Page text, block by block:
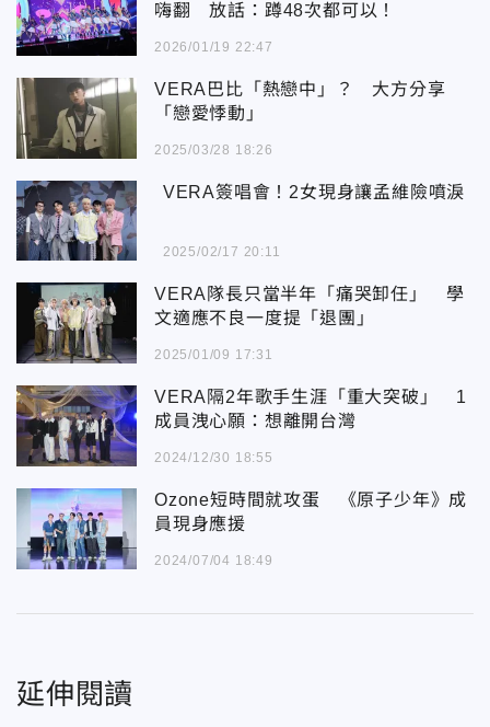
嗨翻 放話：蹲48次都可以！
2026/01/19 22:47
VERA巴比「熱戀中」？ 大方分享
「戀愛悸動」
2025/03/28 18:26
VERA簽唱會！2女現身讓孟維險噴淚
2025/02/17 20:11
VERA隊長只當半年「痛哭卸任」 學
文適應不良一度提「退團」
2025/01/09 17:31
VERA隔2年歌手生涯「重大突破」 1
成員洩心願：想離開台灣
2024/12/30 18:55
Ozone短時間就攻蛋 《原子少年》成
員現身應援
2024/07/04 18:49
延伸閱讀